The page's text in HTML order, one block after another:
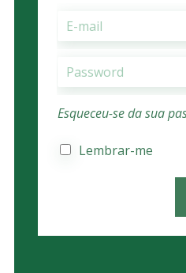
Esqueceu-se da sua
Lembrar-me